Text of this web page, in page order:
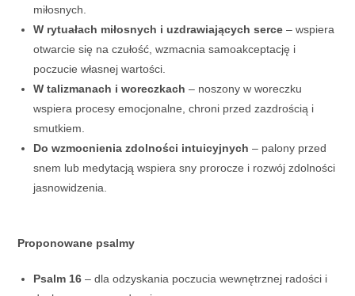
miłosnych.
W rytuałach miłosnych i uzdrawiających serce – wspiera
otwarcie się na czułość, wzmacnia samoakceptację i
poczucie własnej wartości.
W talizmanach i woreczkach – noszony w woreczku
wspiera procesy emocjonalne, chroni przed zazdrością i
smutkiem.
Do wzmocnienia zdolności intuicyjnych – palony przed
snem lub medytacją wspiera sny prorocze i rozwój zdolności
jasnowidzenia.
Proponowane psalmy
Psalm 16 – dla odzyskania poczucia wewnętrznej radości i